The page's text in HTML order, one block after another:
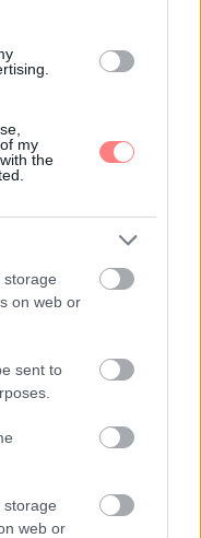
my
the
storage
on web or
sent to
storage
web or
házi
belefogsz!
De ehelyett
fel az unalmas
következik!